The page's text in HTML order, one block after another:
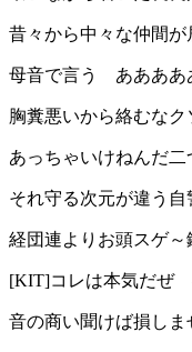
昔々から中々な仲間が
母音で言う ああああ
胸糞悪いから絡むなク
あっちゃいけねんだ二
それ守る次元が違う自
経団連よりお頭スゲ～
[KIT]コレは本気だぜ
音の商い聞けば損しま